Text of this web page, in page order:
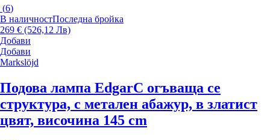
(6)
В наличностПоследна бройка
269 € (526,12 Лв)
Добави
Добави
Markslöjd
Подова лампа EdgarС огъваща се
структура, с метален абажур, в златист
цвят, височина 145 cm